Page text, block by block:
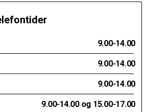
9.00-14.00
9.00-14.00
9.00-14.00
9.00-14.00 og 15.00-17.00